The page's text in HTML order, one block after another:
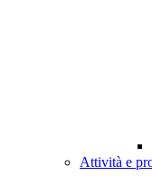
Attività e